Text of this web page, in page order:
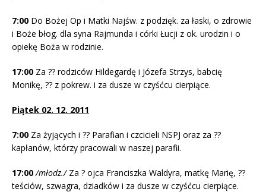
7:00 Do Bożej Op i Matki Najśw. z podzięk. za łaski, o zdrowie
i Boże błog. dla syna Rajmunda i córki Łucji z ok. urodzin i o
opiekę Boża w rodzinie.
17:00 Za ?? rodziców Hildegardę i Józefa Strzys, babcię
Monikę, ?? z pokrew. i za dusze w czyśćcu cierpiące.
Piątek 02. 12. 2011
7:00 Za żyjących i ?? Parafian i czcicieli NSPJ oraz za ??
kapłanów, którzy pracowali w naszej parafii.
17:00 /młodz./ Za ? ojca Franciszka Waldyra, matkę Marię, ??
teściów, szwagra, dziadków i za dusze w czyśćcu cierpiące.